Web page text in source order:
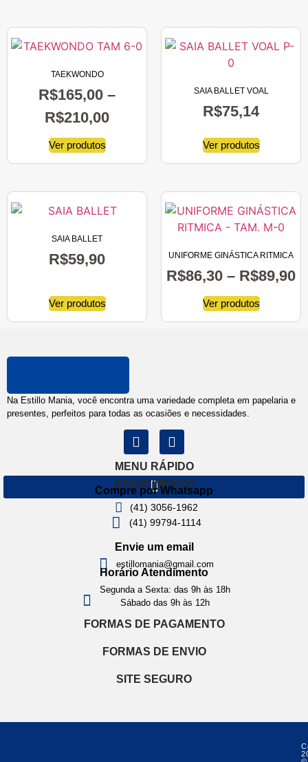
TAEKWONDO
R$165,00 –
R$210,00
Ver produtos
SAIA BALLET VOAL
R$75,14
Ver produtos
SAIA BALLET
R$59,90
Ver produtos
UNIFORME GINÁSTICA RITMICA
R$86,30 – R$89,90
Ver produtos
Na Estillo Mania, você encontra uma variedade completa em papelaria e
presentes, perfeitos para todas as ocasiões e necessidades.
MENU RÁPIDO
ATENDIMENTO
Compre por Whatsapp
(41) 3056-1962
(41) 99794-1114
Envie um email
estillomania@gmail.com
Horário Atendimento
Segunda a Sexta: das 9h às 18h
Sábado das 9h às 12h
FORMAS DE PAGAMENTO
FORMAS DE ENVIO
SITE SEGURO